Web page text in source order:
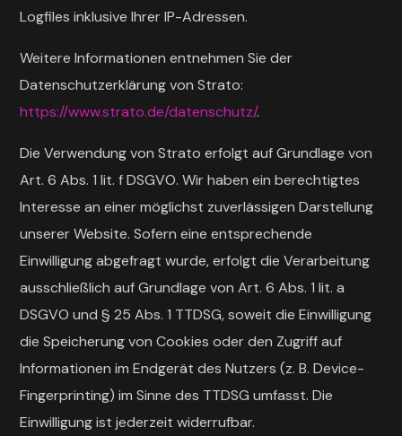
Logfiles inklusive Ihrer IP-Adressen.
Weitere Informationen entnehmen Sie der
Datenschutzerklärung von Strato:
https://www.strato.de/datenschutz/.
Die Verwendung von Strato erfolgt auf Grundlage von
Art. 6 Abs. 1 lit. f DSGVO. Wir haben ein berechtigtes
Interesse an einer möglichst zuverlässigen Darstellung
unserer Website. Sofern eine entsprechende
Einwilligung abgefragt wurde, erfolgt die Verarbeitung
ausschließlich auf Grundlage von Art. 6 Abs. 1 lit. a
DSGVO und § 25 Abs. 1 TTDSG, soweit die Einwilligung
die Speicherung von Cookies oder den Zugriff auf
Informationen im Endgerät des Nutzers (z. B. Device-
Fingerprinting) im Sinne des TTDSG umfasst. Die
Einwilligung ist jederzeit widerrufbar.